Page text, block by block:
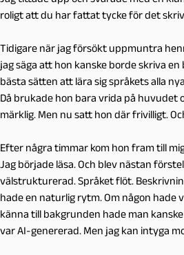
roligt att du har fattat tycke för det
Tidigare när jag försökt uppmuntra
jag säga att hon kanske borde skriva
bästa sätten att lära sig språkets alla
Då brukade hon bara vrida på huvudet
märklig. Men nu satt hon där frivilligt.
Efter några timmar kom hon fram till
Jag började läsa. Och blev nästan
välstrukturerad. Språket flöt.
hade en naturlig rytm. Om någon hade
känna till bakgrunden hade man
var AI-genererad. Men jag kan intyga